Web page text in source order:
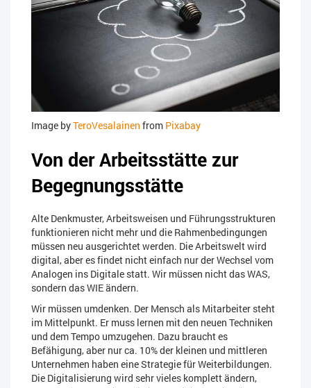
Image byTeroVesalainen from Pixabay
Von der Arbeitsstätte zur
Begegnungsstätte
Alte Denkmuster, Arbeitsweisen und Führungsstrukturen
funktionieren nicht mehr und die Rahmenbedingungen
müssen neu ausgerichtet werden. Die Arbeitswelt wird
digital, aber es findet nicht einfach nur der Wechsel vom
Analogen ins Digitale statt. Wir müssen nicht das WAS,
sondern das WIE ändern.
Wir müssen umdenken. Der Mensch als Mitarbeiter steht
im Mittelpunkt. Er muss lernen mit den neuen Techniken
und dem Tempo umzugehen. Dazu braucht es
Befähigung, aber nur ca. 10% der kleinen und mittleren
Unternehmen haben eine Strategie für Weiterbildungen.
Die Digitalisierung wird sehr vieles komplett ändern,